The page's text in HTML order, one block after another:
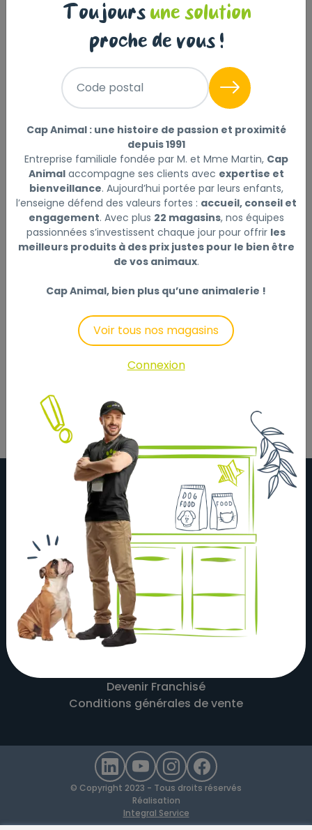
Jouet Wedda Anneau avec
corde Plusieurs couleurs
Réf : 5415245107301
Jouet Wedda Anneau avec corde Plusieurs couleurs
Lire la suite
Ce produit n'est plus disponible
Description Laisser un avis
Cette corde à mâcher pour chien est parfaite pour
en différentes couleurs. Ce jouet pour chien est
durable et doux pour les dents de votre compagnon.
aléatoire, le choix de la couleur n'est pas possible.
À propos
Actualités
Nos magasins
Nos partenaires
Nous contacter
Devenir Franchisé
Conditions générales de vente
© Copyright 2023 - Tous droits réservés
Réalisation
Integral Service
Toujours une solution
proche de vous !
Code postal
Cap Animal : une histoire de passion et proximité
depuis 1991
Entreprise familiale fondée par M. et Mme Martin, Cap
Animalaccompagne ses clients avec expertise et
bienveillance. Aujourd’hui portée par leurs enfants,
l’enseigne défend des valeurs fortes : accueil, conseil et
engagement. Avec plus 22 magasins, nos équipes
passionnées s’investissent chaque jour pour offrir les
meilleurs produits à des prix justes pour le bien être
de vos animaux.
Cap Animal, bien plus qu’une animalerie !
Voir tous nos magasins
Connexion